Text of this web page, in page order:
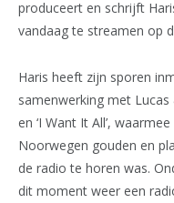
produceert en schrijft
vandaag te streamen op
Haris heeft zijn sporen
samenwerking met Lucas
en ‘I Want It All’,
Noorwegen gouden en
de radio te horen was.
dit moment weer een